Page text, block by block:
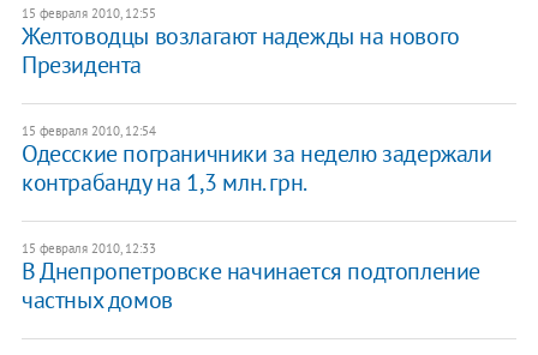
15 февраля 2010, 12:55
Желтоводцы возлагают надежды на нового
Президента
15 февраля 2010, 12:54
Одесские пограничники за неделю задержали
контрабанду на 1,3 млн. грн.
15 февраля 2010, 12:33
В Днепропетровске начинается подтопление
частных домов